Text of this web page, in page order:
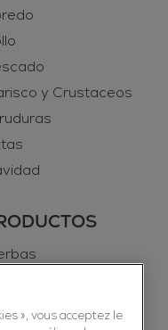
y Crustaceos
», vous acceptez le